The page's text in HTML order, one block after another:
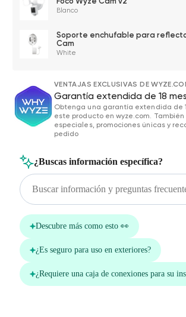
Blanco
Soporte enchufable para
Cam
White
VENTAJAS EXCLUSIVAS DE
Garantía extendida de 18
Obtenga una garantía extendida de
este producto en wyze.com.
especiales, promociones únicas y
pedido